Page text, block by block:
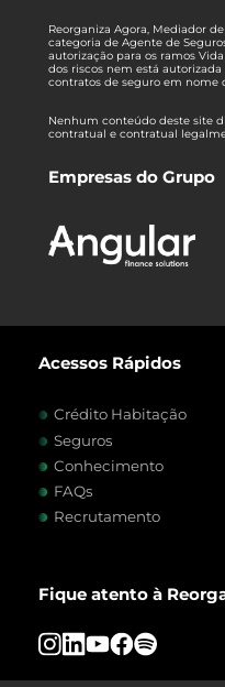
Reorganiza Agora, Mediador
categoria de Agente de
autorização para os ramos
dos riscos nem está
contratos de seguro em nome
Nenhum conteúdo deste site
contratual e contratual
Empresas do Grupo
Acessos Rápidos
Crédito Habitação
Seguros
Conhecimento
FAQs
Recrutamento
Fique atento à